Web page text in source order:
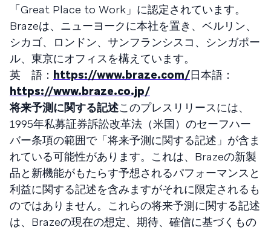
「Great Place to Work」に認定されています。
Brazeは、ニューヨークに本社を置き、ベルリン、
シカゴ、ロンドン、サンフランシスコ、シンガポー
ル、東京にオフィスを構えています。
英 語： https://www.braze.com/日本語：
https://www.braze.co.jp/
将来予測に関する記述このプレスリリースには、
1995年私募証券訴訟改革法（米国）のセーフハー
バー条項の範囲で「将来予測に関する記述」が含ま
れている可能性があります。これは、Brazeの新製
品と新機能がもたらす予想されるパフォーマンスと
利益に関する記述を含みますがそれに限定されるも
のではありません。これらの将来予測に関する記述
は、Brazeの現在の想定、期待、確信に基づくもの